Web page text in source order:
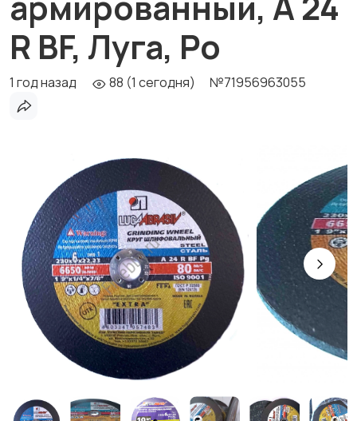
R BF, Луга, Ро
1 год назад 88 (1 сегодня) №71956963055